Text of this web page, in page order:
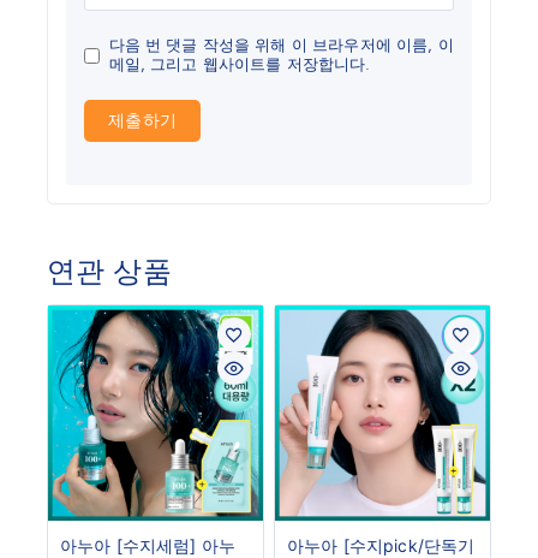
다음 번 댓글 작성을 위해 이 브라우저에 이름, 이
메일, 그리고 웹사이트를 저장합니다.
연관 상품
아누아 [수지세럼] 아누
아누아 [수지pick/단독기